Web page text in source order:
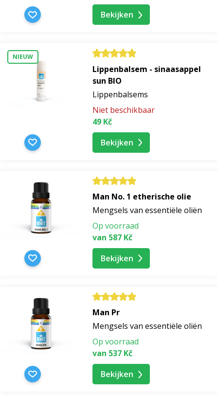
Bekijken
NIEUW
Lippenbalsem - sinaasappel
sun BIO
Lippenbalsems
Niet beschikbaar
49 Kč
Bekijken
Man No. 1 etherische olie
Mengsels van essentiële oliën
Op voorraad
van 587 Kč
Bekijken
Man Pr
Mengsels van essentiële oliën
Op voorraad
van 537 Kč
Bekijken